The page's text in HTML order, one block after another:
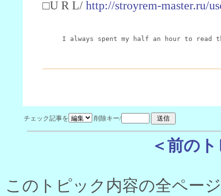
□U R L/ http://stroyrem-master.ru/
I always spent my half an hour to
チェック記事を 削除キー/
＜前の
このトピック内容の全ペー